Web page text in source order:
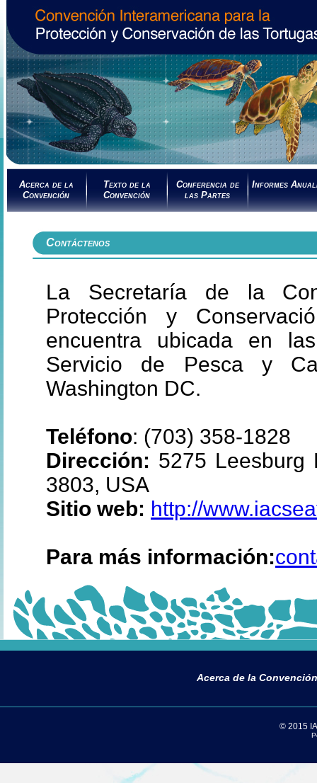
Acerca de la
Convención
Texto de la
Convención
Conferencia de
las Partes
Informes
Contáctenos
La Secretaría de la
Protección y
encuentra ubicada en
Servicio de Pesca y
Washington DC.
Teléfono: (703) 358-1828
Dirección: 5275 Leesburg
3803, USA
Sitio web: http://
Para más información:
Acerca de la Convención
© 2015